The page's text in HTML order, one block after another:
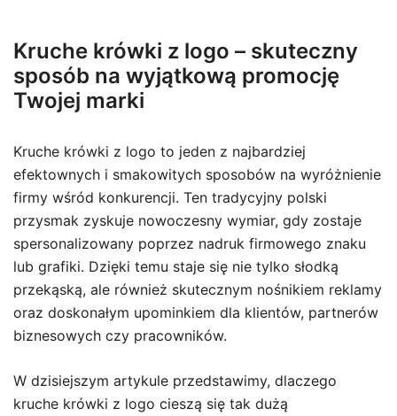
Kruche krówki z logo – skuteczny
sposób na wyjątkową promocję
Twojej marki
Kruche krówki z logo to jeden z najbardziej
efektownych i smakowitych sposobów na wyróżnienie
firmy wśród konkurencji. Ten tradycyjny polski
przysmak zyskuje nowoczesny wymiar, gdy zostaje
spersonalizowany poprzez nadruk firmowego znaku
lub grafiki. Dzięki temu staje się nie tylko słodką
przekąską, ale również skutecznym nośnikiem reklamy
oraz doskonałym upominkiem dla klientów, partnerów
biznesowych czy pracowników.
W dzisiejszym artykule przedstawimy, dlaczego
kruche krówki z logo cieszą się tak dużą